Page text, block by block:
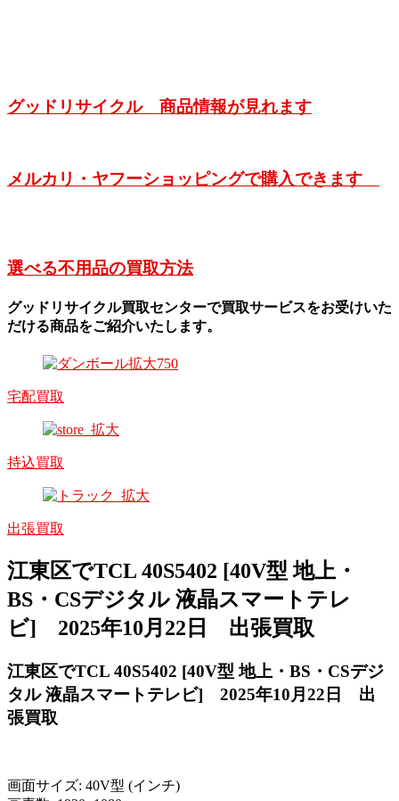
グッドリサイクル 商品情報が見れます
メルカリ・ヤフーショッピングで購入できます
選べる不用品の買取方法
グッドリサイクル買取センターで買取サービスをお受けいた
だける商品をご紹介いたします。
宅配買取
持込買取
出張買取
江東区でTCL 40S5402 [40V型 地上・
BS・CSデジタル 液晶スマートテレ
ビ] 2025年10月22日 出張買取
江東区でTCL 40S5402 [40V型 地上・BS・CSデジ
タル 液晶スマートテレビ] 2025年10月22日 出
張買取
画面サイズ: 40V型 (インチ)